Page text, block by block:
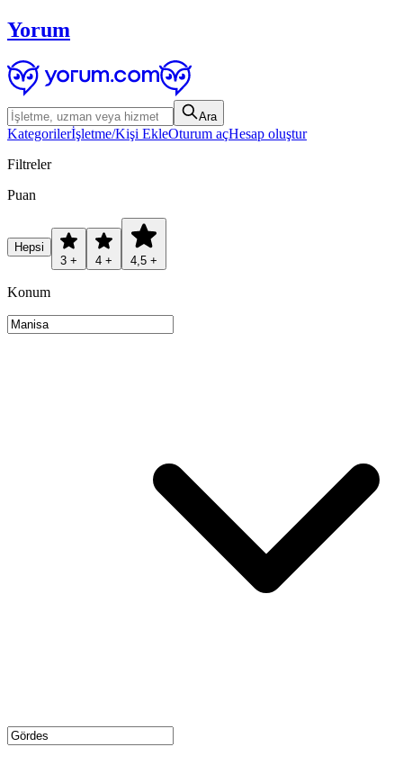
Yorum
Ara
Kategorilerİşletme/Kişi EkleOturum açHesap oluştur
Filtreler
Puan
Hepsi
3 +
4 + 4,5 +
Konum